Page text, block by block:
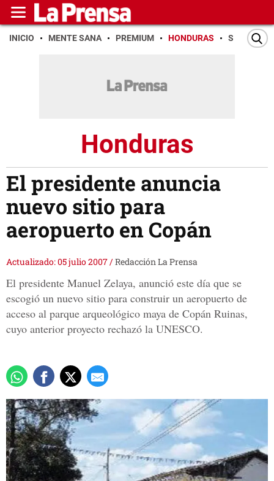
INICIO MENTE SANA PREMIUM HONDURAS SAN PEDRO
Honduras
El presidente anuncia
nuevo sitio para
aeropuerto en Copán
Actualizado: 05 julio 2007/Redacción La Prensa
El presidente Manuel Zelaya, anunció este día que se
escogió un nuevo sitio para construir un aeropuerto de
acceso al parque arqueológico maya de Copán Ruinas,
cuyo anterior proyecto rechazó la UNESCO.